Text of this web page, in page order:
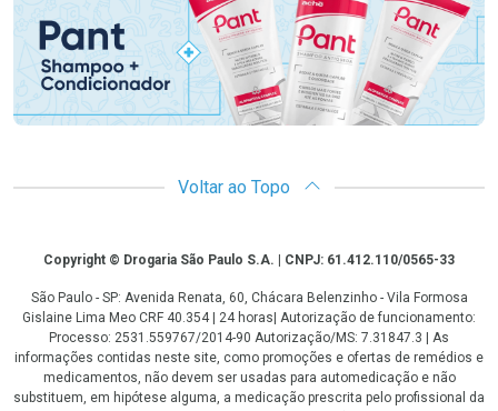
Voltar ao Topo
CopyrightCopyright © Drogaria São Paulo S.A. | CNPJ: 61.412.110/0565-33
São Paulo - SP: Avenida Renata, 60, Chácara Belenzinho - Vila Formosa
Gislaine Lima Meo CRF 40.354 | 24 horas| Autorização de funcionamento:
Processo: 2531.559767/2014-90 Autorização/MS: 7.31847.3 | As
informações contidas neste site, como promoções e ofertas de remédios e
medicamentos, não devem ser usadas para automedicação e não
substituem, em hipótese alguma, a medicação prescrita pelo profissional da